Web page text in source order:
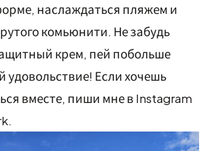
наслаждаться пляжем и
комьюнити. Не забудь
крем, пей побольше
удовольствие! Если хочешь
вместе, пиши мне в Instagram